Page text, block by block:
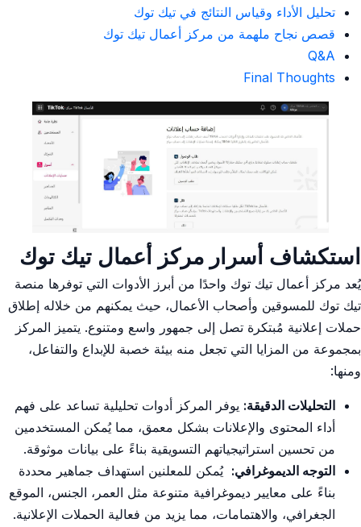
تحليل الأداء ⁢وقياس النتائج في تيك توك
قصص نجاح ملهمة من مركز أعمال تيك توك
Q&A
Final Thoughts
استكشاف أسرار مركز أعمال تيك ⁣توك
يُعد ‌مركز⁢ أعمال تيك ⁣توك‌ واحدًا ​من أبرز الأدوات التي توفرها ⁢منصة
تيك ⁤توك للمسوقين وأصحاب الأعمال، حيث يمكنهم من خلاله⁣ إطلاق
حملات إعلانية ​مُبتكرة تصل إلى جمهور واسع​ ومتنوع. يتميز⁤ المركز
بمجموعة من المزايا التي‌ تجعل⁤ منه ⁢بيئة ⁢خصبة للإبداع والتفاعل،
⁣ومنها:
التحليلات​ الدقيقة: يوفر المركز أدوات ‌تحليلية تساعد⁢ على فهم
أداء‌ المحتوى ‌والإعلانات بشكل معمق، مما يُمكن المستخدمين‌
من تحسين استراتيجياتهم التسويقية بناءً على ⁤بيانات موثوقة.
التوجه الديموغرافي: ⁣ يُمكن ⁣للمعلنين استهداف جماهير ⁤محددة
بناءً ​على معايير ديموغرافية متنوعة ⁢مثل⁢ العمر، الجنس، الموقع
الجغرافي،⁣ والاهتمامات، مما يزيد من فعالية الحملات الإعلانية.